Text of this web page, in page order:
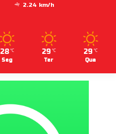
2.24 km/h
28 ℃
Seg
29 ℃
Ter
29 ℃
Qua